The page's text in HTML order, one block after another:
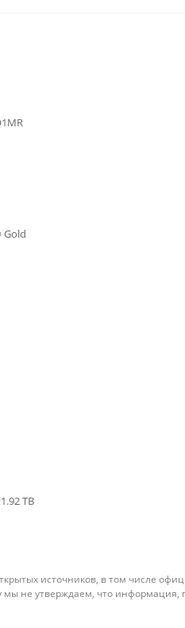
TB
источников, в том числе
не утверждаем, что